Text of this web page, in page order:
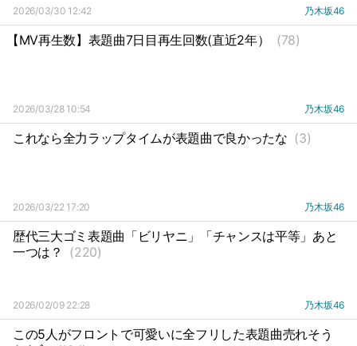
2026/03/30 12:42 乃木坂46
【MV再生数】表題曲7日目再生回数(直近2年） (78)
2026/03/28 10:54 乃木坂46
これなら全力ラップタイムが表題曲で良かったな (3)
2026/03/22 17:20 乃木坂46
歴代三大ゴミ表題曲「ビリヤニ」「チャンスは平等」あと
一つは？
(220)
2026/02/09 22:28 乃木坂46
この5人がフロントで可愛いに全フリした表題曲売れそう